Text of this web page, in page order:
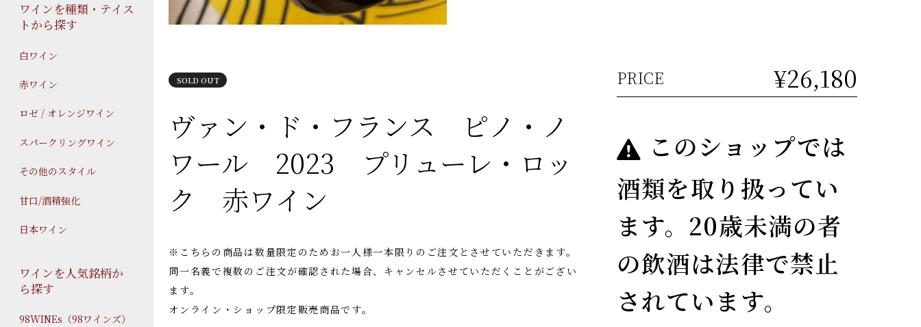
ワインを種類・テイス
トから探す
白ワイン
赤ワイン
ロゼ / オレンジワイン
スパークリングワイン
その他のスタイル
甘口/酒精強化
日本ワイン
ワインを人気銘柄か
ら探す
98WINEs（98ワインズ）
SOLD OUT
ヴァン・ド・フランス ピノ・ノ
ワール 2023 プリューレ・ロッ
ク 赤ワイン
※こちらの商品は数量限定のためお一人様一本限りのご注文とさせていただきます。
同一名義で複数のご注文が確認された場合、キャンセルさせていただくことがござい
ます。
オンライン・ショップ限定販売商品です。
PRICE ¥26,180
このショップでは
酒類を取り扱ってい
ます。20歳未満の者
の飲酒は法律で禁止
されています。